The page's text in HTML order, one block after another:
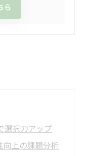
ら
選択力アップ
上の課題分析